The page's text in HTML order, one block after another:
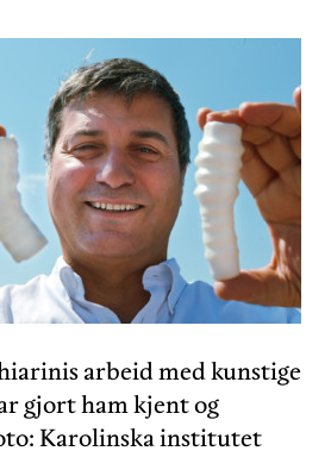
arbeid med kunstige
gjort ham kjent og
Karolinska institutet